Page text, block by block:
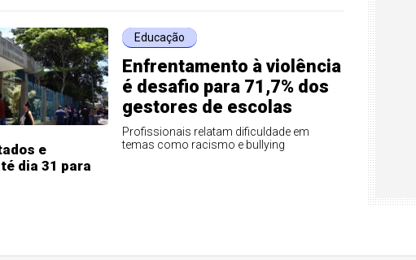
e
dia 31 para
Educação
Enfrentamento à violência
é desafio para 71,7% dos
gestores de escolas
Profissionais relatam dificuldade em
temas como racismo e bullying